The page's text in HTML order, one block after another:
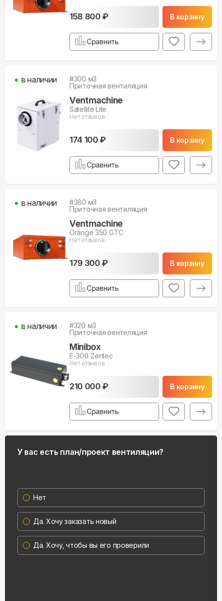
158 800 ₽ В корзину
Сравнить
#300 м3
Приточная вентиляция
Ventmachine
Satellite Lite
Нет отзывов
174 100 ₽ В корзину
в наличии
Сравнить
#380 м3
Приточная вентиляция
Ventmachine
Orange 350 GTC
Нет отзывов
179 300 ₽ В корзину
в наличии
Сравнить
#320 м3
Приточная вентиляция
Minibox
E-300 Zentec
Нет отзывов
210 000 ₽ В корзину
в наличии
Сравнить
У вас есть план/проект вентиляции?
Нет
Да. Хочу заказать новый
Да. Хочу, чтобы вы его проверили